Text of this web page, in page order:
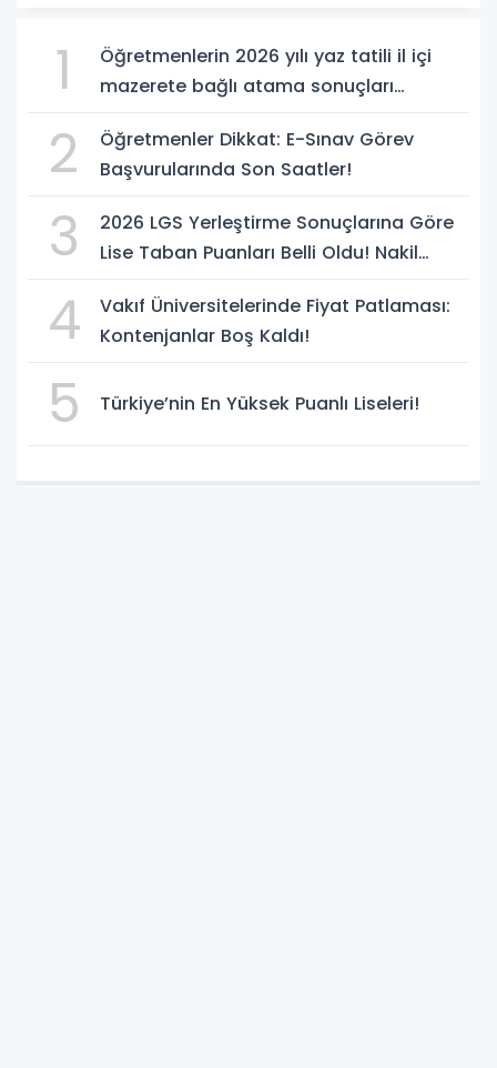
1
Öğretmenlerin 2026 yılı yaz tatili il içi
mazerete bağlı atama sonuçları
2
Öğretmenler Dikkat: E-Sınav Görev
Başvurularında Son Saatler!
3
2026 LGS Yerleştirme Sonuçlarına Göre
Lise Taban Puanları Belli Oldu! Nakil
4
Vakıf Üniversitelerinde Fiyat Patlaması:
Kontenjanlar Boş Kaldı!
5 Türkiye’nin En Yüksek Puanlı Liseleri!